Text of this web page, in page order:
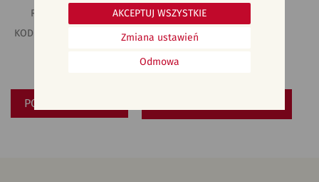
RODZAJ PŁYTKI:
PŁYTKI NA SCHODY
KOD KATALOGOWY:
ND1518-057
POBIERZ/DRUKUJ
Odmowa
Zmiana ustawień
AKCEPTUJ WSZYSTKIE